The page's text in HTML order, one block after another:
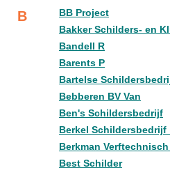
B
BB Project
Bakker Schilders- en
Bandell R
Barents P
Bartelse
Bebberen BV Van
Ben's Schildersbedrijf
Berkel Schildersbedrijf
Berkman
Best Schilder